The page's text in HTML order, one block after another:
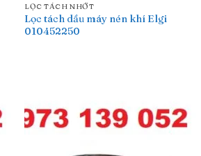
LỌC TÁCH NHỚT
Lọc tách dầu máy nén khí Elgi
010452250